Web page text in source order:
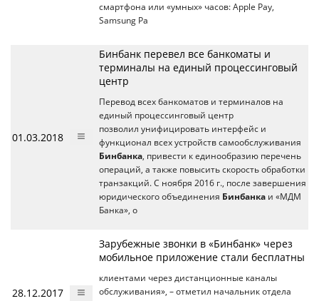
смартфона или «умных» часов: Apple Pay,
Samsung Pa
01.03.2018
Бинбанк перевел все банкоматы и
терминалы на единый процессинговый
центр
Перевод всех банкоматов и терминалов на
единый процессинговый центр
позволил унифицировать интерфейс и
функционал всех устройств самообслуживания
Бинбанка, привести к единообразию перечень
операций, а также повысить скорость обработки
транзакций. С ноября 2016 г., после завершения
юридического объединения Бинбанка и «МДМ
Банка», о
28.12.2017
Зарубежные звонки в «Бинбанк» через
мобильное приложение стали бесплатны
клиентами через дистанционные каналы
обслуживания», – отметил начальник отдела